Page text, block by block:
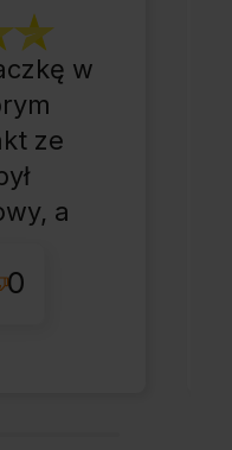
w
ze
a
0